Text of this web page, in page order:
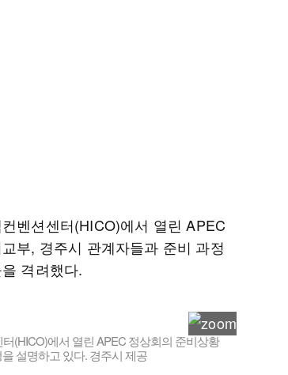
벤션센터(HICO)에서 열린 APEC
부, 경주시 관계자들과 준비 과정
격려했다.
(HICO)에서 열린 APEC 정상회의 준비상황
설명하고 있다. 경주시 제공